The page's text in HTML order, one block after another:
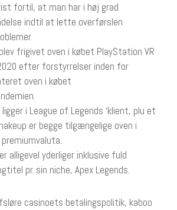
fortil, at man har i høj grad
indtil at lette overførslen
frigivet oven i købet PlayStation VR
efter forstyrrelser inden for
oven i købet
i League of Legends ‘klient, plu et
er begge tilgængelige oven i
alligevel yderliger inklusive fuld
pr. sin niche, Apex Legends.
casinoets betalingspolitik, kaboo